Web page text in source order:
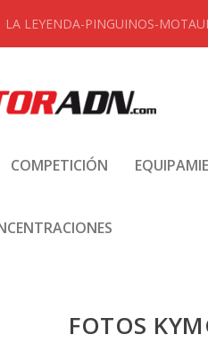
LA LEYENDA-PINGUINOS-
COMPETICIÓN
FOTOS